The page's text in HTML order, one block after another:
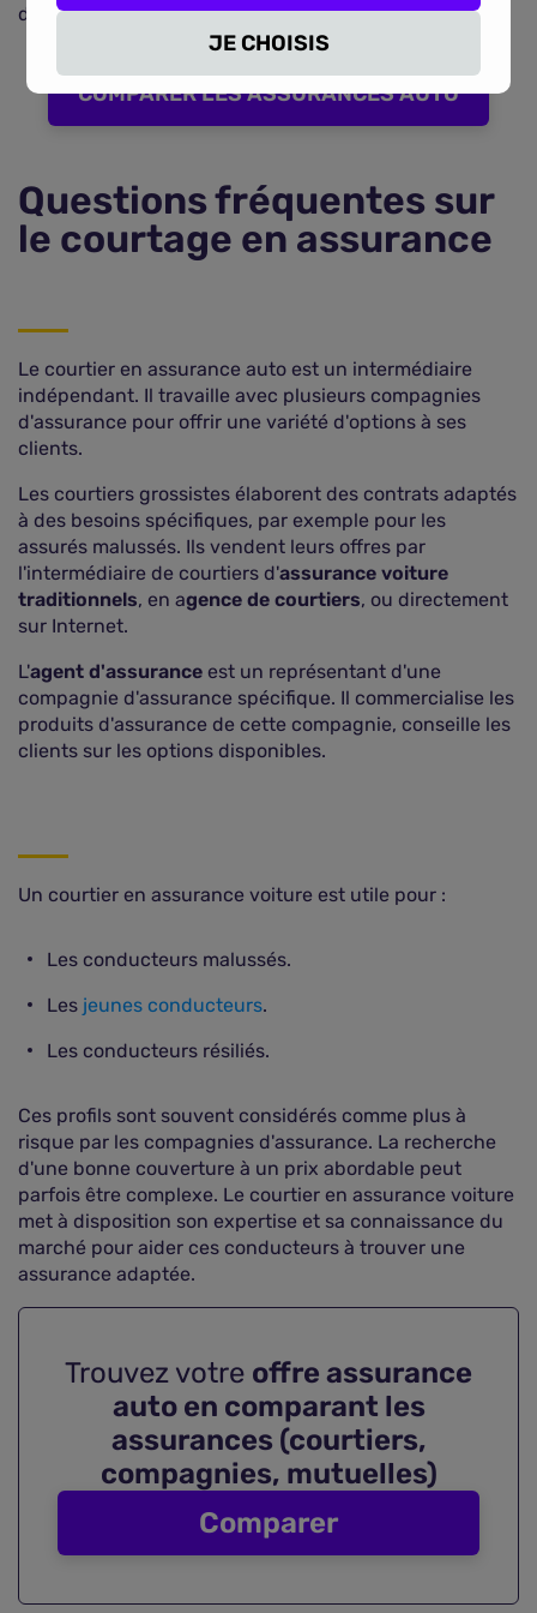
d'assurance.
COMPARER LES ASSURANCES AUTO
Questions fréquentes sur
le courtage en assurance
Le courtier en assurance auto est un intermédiaire
indépendant. Il travaille avec plusieurs compagnies
d'assurance pour offrir une variété d'options à ses
clients.
Les courtiers grossistes élaborent des contrats adaptés
à des besoins spécifiques, par exemple pour les
assurés malussés. Ils vendent leurs offres par
l'intermédiaire de courtiers d'assurance voiture
traditionnels, en agence de courtiers, ou directement
sur Internet.
L'agent d'assurance est un représentant d'une
compagnie d'assurance spécifique. Il commercialise les
produits d'assurance de cette compagnie, conseille les
clients sur les options disponibles.
Un courtier en assurance voiture est utile pour :
Les conducteurs malussés.
Les jeunes conducteurs.
Les conducteurs résiliés.
Ces profils sont souvent considérés comme plus à
risque par les compagnies d'assurance. La recherche
d'une bonne couverture à un prix abordable peut
parfois être complexe. Le courtier en assurance voiture
met à disposition son expertise et sa connaissance du
marché pour aider ces conducteurs à trouver une
assurance adaptée.
Trouvez votre offre assurance
auto en comparant les
assurances (courtiers,
compagnies, mutuelles)
Comparer
JE CHOISIS